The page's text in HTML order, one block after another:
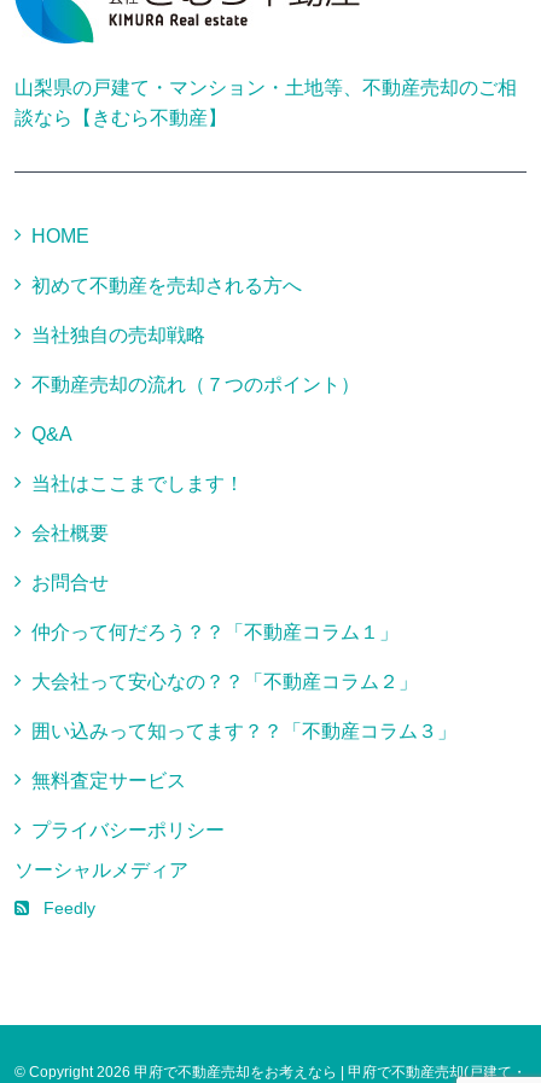
山梨県の戸建て・マンション・土地等、不動産売却のご相
談なら【きむら不動産】
HOME
初めて不動産を売却される方へ
当社独自の売却戦略
不動産売却の流れ（７つのポイント）
Q&A
当社はここまでします！
会社概要
お問合せ
仲介って何だろう？？「不動産コラム１」
大会社って安心なの？？「不動産コラム２」
囲い込みって知ってます？？「不動産コラム３」
無料査定サービス
プライバシーポリシー
ソーシャルメディア
Feedly
© Copyright 2026 甲府で不動産売却をお考えなら | 甲府で不動産売却(戸建て・